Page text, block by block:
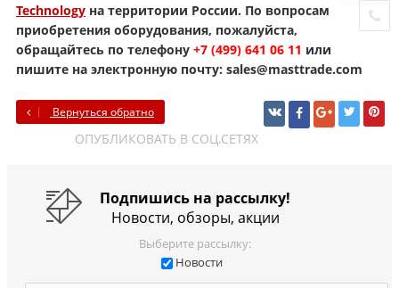
Technology на территории России. По вопросам
приобретения оборудования, пожалуйста,
обращайтесь по телефону +7 (499) 641 06 11 или
пишите на электронную почту: sales@masttrade.com
Вернуться обратно
ОПУБЛИКОВАТЬ В СОЦ.СЕТЯХ
Подпишись на рассылку!
Новости, обзоры, акции
Выберите рассылку:
Новости